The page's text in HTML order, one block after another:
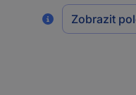
Zobrazit